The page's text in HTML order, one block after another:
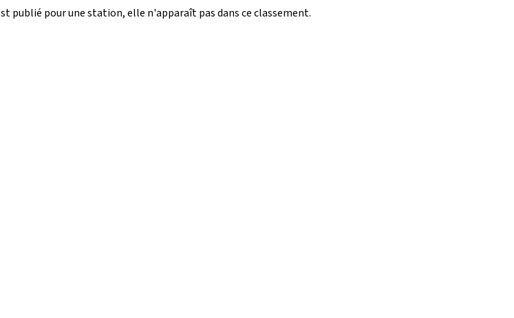
publié pour une station, elle n'apparaît pas dans ce classement.